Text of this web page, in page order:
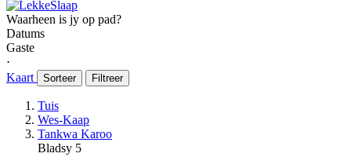
Waarheen is jy op pad?
Datums
Gaste
⋅
Kaart
Sorteer Filtreer
Tuis
Wes-Kaap
Tankwa Karoo
Bladsy 5